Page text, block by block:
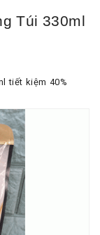
Túi 330ml
tiết kiệm 40%